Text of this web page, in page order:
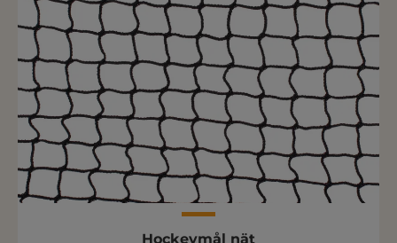
Hockeymål nät